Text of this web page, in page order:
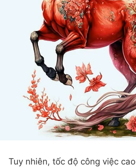
Tuy nhiên, tốc độ công việc